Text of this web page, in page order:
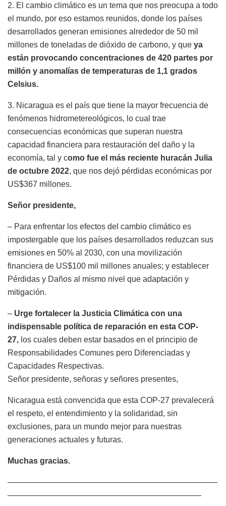
2. El cambio climático es un tema que nos preocupa a todo
el mundo, por eso estamos reunidos, donde los países
desarrollados generan emisiones alrededor de 50 mil
millones de toneladas de dióxido de carbono, y que ya
están provocando concentraciones de 420 partes por
millón y anomalías de temperaturas de 1,1 grados
Celsius.
3. Nicaragua es el país que tiene la mayor frecuencia de
fenómenos hidrometereológicos, lo cual trae
consecuencias económicas que superan nuestra
capacidad financiera para restauración del daño y la
economía, tal y como fue el más reciente huracán Julia
de octubre 2022, que nos dejó pérdidas económicas por
US$367 millones.
Señor presidente,
– Para enfrentar los efectos del cambio climático es
impostergable que los países desarrollados reduzcan sus
emisiones en 50% al 2030, con una movilización
financiera de US$100 mil millones anuales; y establecer
Pérdidas y Daños al mismo nivel que adaptación y
mitigación.
– Urge fortalecer la Justicia Climática con una
indispensable política de reparación en esta COP-
27, los cuales deben estar basados en el principio de
Responsabilidades Comunes pero Diferenciadas y
Capacidades Respectivas.
Señor presidente, señoras y señores presentes,
Nicaragua está convencida que esta COP-27 prevalecerá
el respeto, el entendimiento y la solidaridad, sin
exclusiones, para un mundo mejor para nuestras
generaciones actuales y futuras.
Muchas gracias.
——————————————————————————
————————————————————————